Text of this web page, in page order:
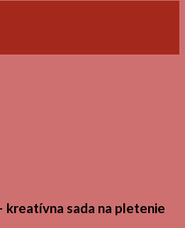
sada na pletenie